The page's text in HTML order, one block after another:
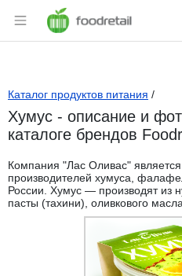
Раздел навигации
Каталог продуктов питания /
Хумус - описание и
каталоге брендов
Компания "Лас Оливас"
производителей хумуса,
России. Хумус — производят из
пасты (тахини), оливкового